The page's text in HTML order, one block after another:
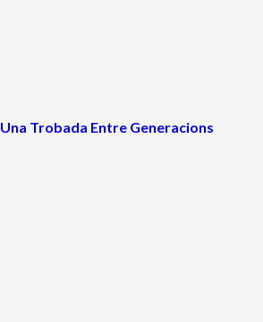
Trobada Entre Generacions